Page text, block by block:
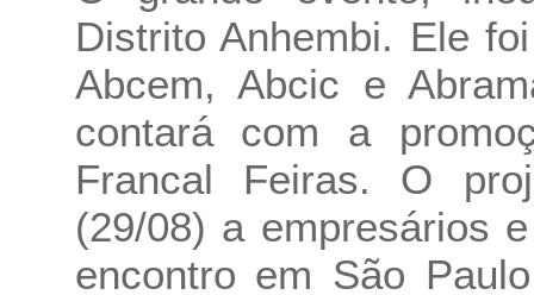
Distrito Anhembi. Ele
Abcem, Abcic e
contará com a
Francal Feiras. O
(29/08) a empresários
encontro em São